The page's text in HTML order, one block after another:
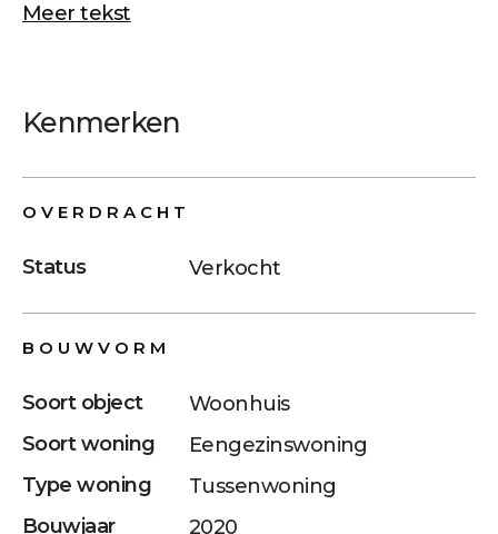
Meer tekst
Kenmerken
OVERDRACHT
Status Verkocht
BOUWVORM
Soort object
Woonhuis
Soort woning
Eengezinswoning
Type woning
Tussenwoning
Bouwjaar
2020